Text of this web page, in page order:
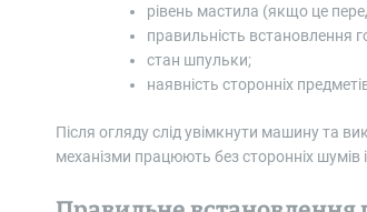
рівень мастила (якщо це
правильність встановлення
стан шпульки;
наявність сторонніх
Після огляду слід увімкнути машину та
механізми працюють без сторонніх шумів і